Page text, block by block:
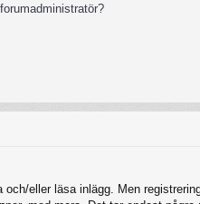
eller läsa inlägg. Men